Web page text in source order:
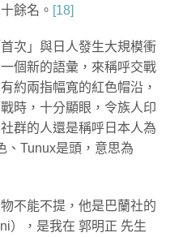
餘名。 [18]
次」與日人發生大規模衝
個新的語彙，來稱呼交戰
約兩指幅寬的紅色帽沿，
時，十分顯眼，令族人印
群的人還是稱呼日本人為
、Tunux是頭，意思為
不能不提，他是巴蘭社的
），是我在 郭明正 先生